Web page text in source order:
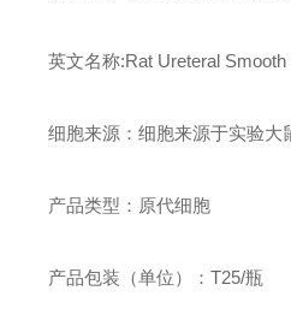
英文名称:Rat Ureteral
细胞来源：细胞来源于实验大
产品类型：原代细胞
产品包装（单位）：T25/瓶